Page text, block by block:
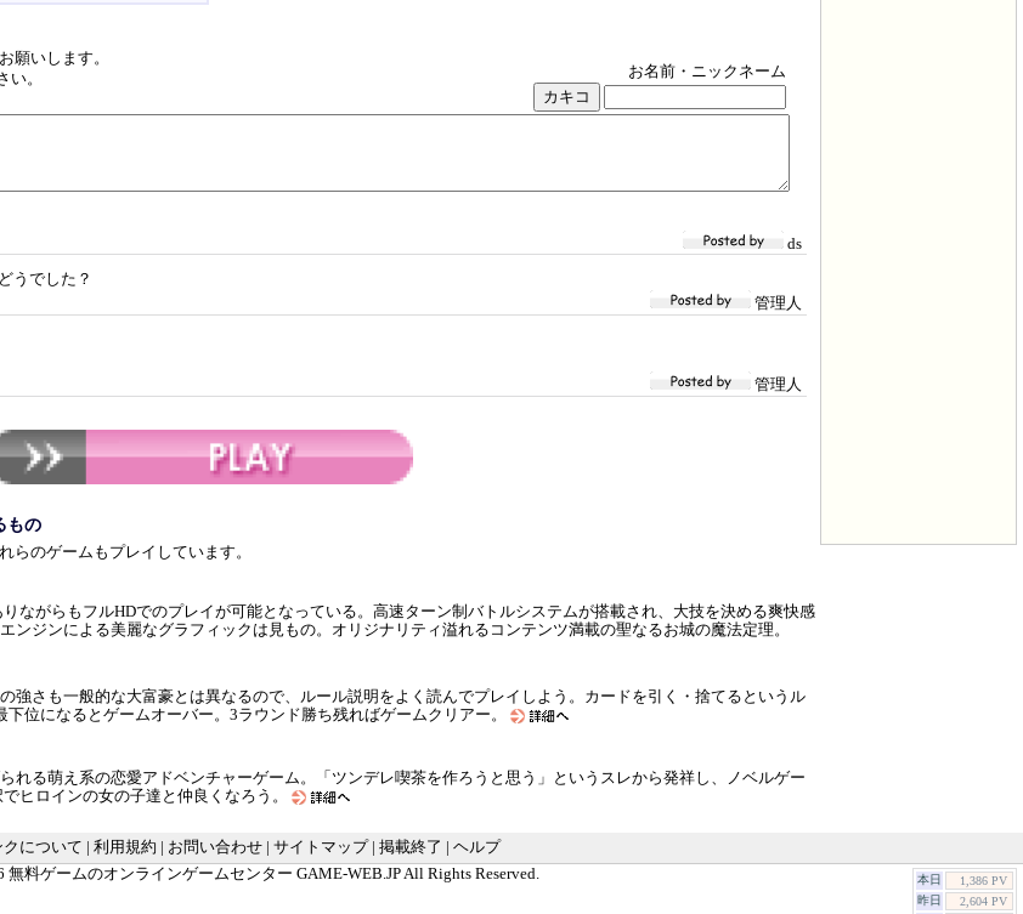
願いします。
い。
お名前・ニックネーム
ds
うでした？
管理人
管理人
もの
のゲームもプレイしています。
ながらもフルHDでのプレイが可能となっている。高速ターン制バトルシステムが搭載され、大技を決める爽快感
ンジンによる美麗なグラフィックは見もの。オリジナリティ溢れるコンテンツ満載の聖なるお城の魔法定理。
強さも一般的な大富豪とは異なるので、ルール説明をよく読んでプレイしよう。カードを引く・捨てるというル
位になるとゲームオーバー。3ラウンド勝ち残ればゲームクリアー。
れる萌え系の恋愛アドベンチャーゲーム。「ツンデレ喫茶を作ろうと思う」というスレから発祥し、ノベルゲー
ヒロインの女の子達と仲良くなろう。
クについて 利用規約 お問い合わせ サイトマップ 掲載終了
ヘルプ
無料ゲームのオンラインゲームセンター GAME-WEB.JPAll Rights Reserved. 本日
1,386 PV
昨日
2,604 PV